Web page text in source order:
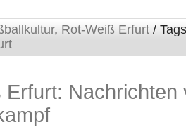
, Rot-Weiß Erfurt /
Erfurt: Nachrichten